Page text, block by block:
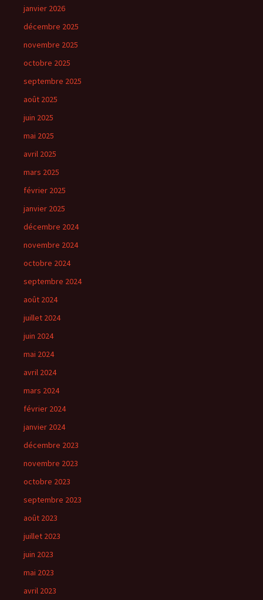
janvier 2026
décembre 2025
novembre 2025
octobre 2025
septembre 2025
août 2025
juin 2025
mai 2025
avril 2025
mars 2025
février 2025
janvier 2025
décembre 2024
novembre 2024
octobre 2024
septembre 2024
août 2024
juillet 2024
juin 2024
mai 2024
avril 2024
mars 2024
février 2024
janvier 2024
décembre 2023
novembre 2023
octobre 2023
septembre 2023
août 2023
juillet 2023
juin 2023
mai 2023
avril 2023